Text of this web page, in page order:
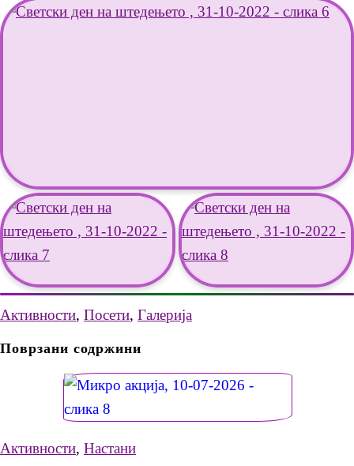
Активности, Посети, Галерија
Поврзани содржини
Активности, Настани